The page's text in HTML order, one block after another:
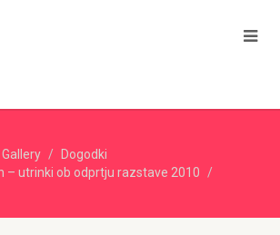
Gallery
Dogodki
– utrinki ob odprtju razstave 2010